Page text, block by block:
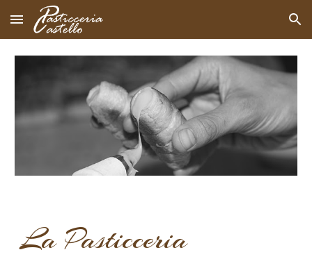
Skip to main content Skip to navigation
La Pasticceria